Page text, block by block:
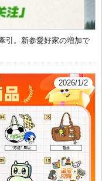
引。新参愛好家の増加で
2026/1/2